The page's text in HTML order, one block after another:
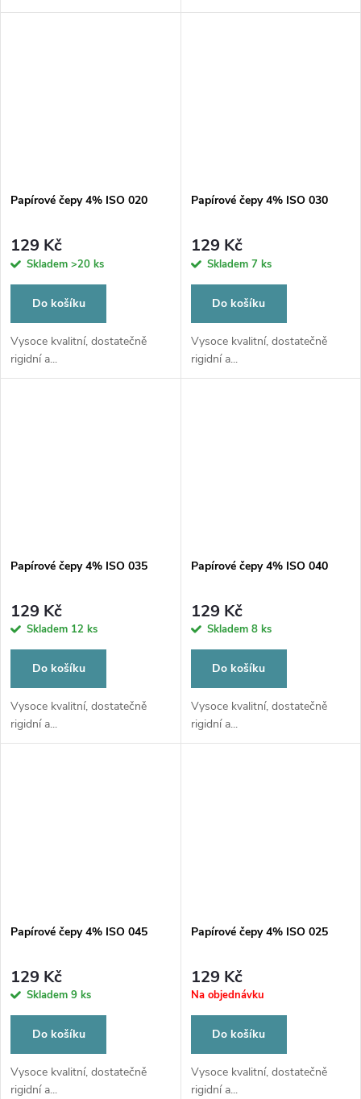
Papírové čepy 4% ISO 020
129 Kč
Skladem >20 ks
Do košíku
Vysoce kvalitní, dostatečně
rigidní a...
Papírové čepy 4% ISO 030
129 Kč
Skladem 7 ks
Do košíku
Vysoce kvalitní, dostatečně
rigidní a...
Papírové čepy 4% ISO 035
129 Kč
Skladem 12 ks
Do košíku
Vysoce kvalitní, dostatečně
rigidní a...
Papírové čepy 4% ISO 040
129 Kč
Skladem 8 ks
Do košíku
Vysoce kvalitní, dostatečně
rigidní a...
Papírové čepy 4% ISO 045
129 Kč
Skladem 9 ks
Do košíku
Vysoce kvalitní, dostatečně
rigidní a...
Papírové čepy 4% ISO 025
129 Kč
Na objednávku
Do košíku
Vysoce kvalitní, dostatečně
rigidní a...